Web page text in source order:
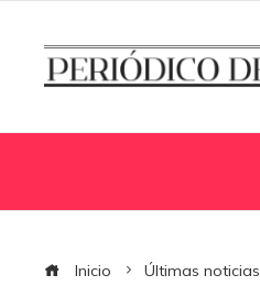
Inicio
Últimas noticias